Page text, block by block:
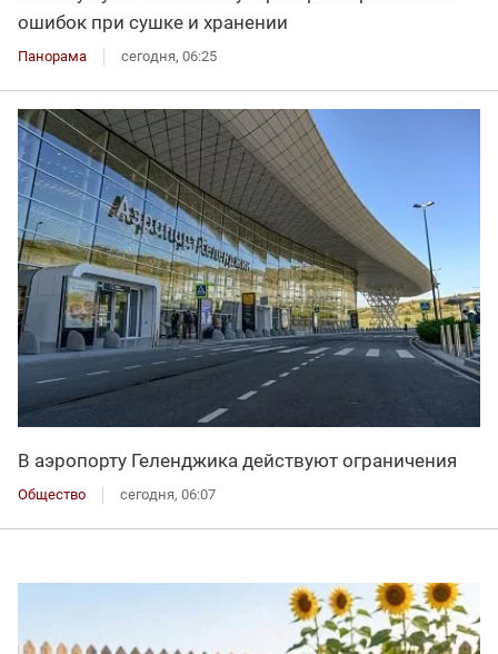
ошибок при сушке и хранении
Панорама сегодня, 06:25
В аэропорту Геленджика действуют ограничения
Общество сегодня, 06:07